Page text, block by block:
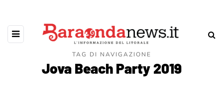
TAG DI NAVIGAZIONE
Jova Beach Party 2019